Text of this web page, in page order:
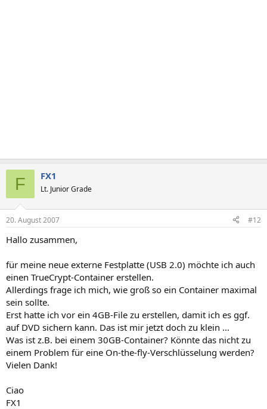
F FX1
Lt. Junior Grade
20. August 2007 #12
Hallo zusammen,
für meine neue externe Festplatte (USB 2.0) möchte ich auch
einen TrueCrypt-Container erstellen.
Allerdings frage ich mich, wie groß so ein Container maximal
sein sollte.
Erst hatte ich vor ein 4GB-File zu erstellen, damit ich es ggf.
auf DVD sichern kann. Das ist mir jetzt doch zu klein ...
Was ist z.B. bei einem 30GB-Container? Könnte das nicht zu
einem Problem für eine On-the-fly-Verschlüsselung werden?
Vielen Dank!
Ciao
FX1